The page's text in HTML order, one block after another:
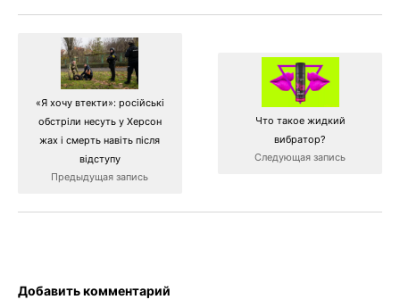
«Я хочу втекти»: російські
обстріли несуть у Херсон
жах і смерть навіть після
відступу
Предыдущая запись
Что такое жидкий
вибратор?
Следующая запись
Добавить комментарий